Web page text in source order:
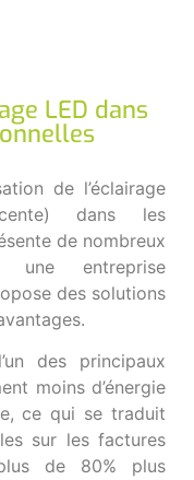
LED dans
de l’éclairage
dans les
de nombreux
une entreprise
des solutions
des principaux
moins d’énergie
ce qui se traduit
sur les factures
de 80% plus